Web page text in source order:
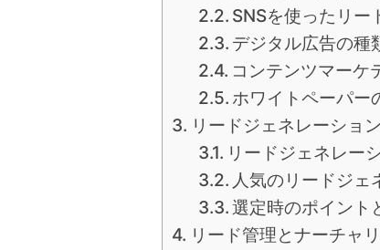
SNSを使ったリー
デジタル広告の種
コンテンツマーケ
ホワイトペーパー
リードジェネレーショ
リードジェネレー
人気のリードジェ
選定時のポイント
リード管理とナーチャ